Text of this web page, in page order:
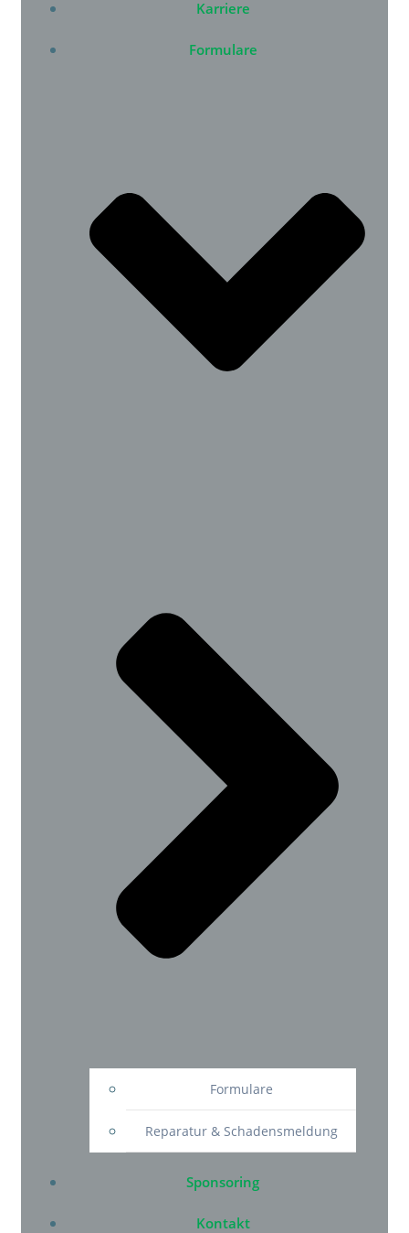
Karriere
Formulare
Formulare
Reparatur & Schadensmeldung
Sponsoring
Kontakt